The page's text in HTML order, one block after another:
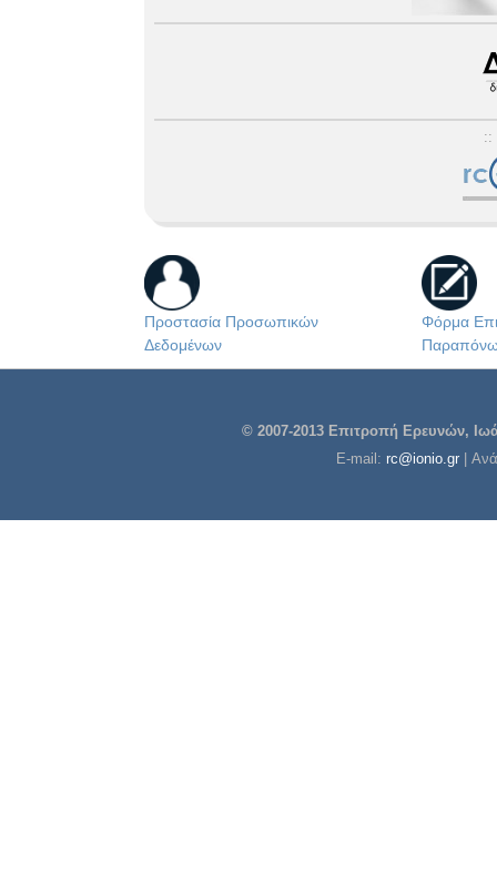
::
Προστασία Προσωπικών
Δεδομένων
Φόρμα
© 2007-2013 Επιτροπή Ερευνών,
E-mail: rc@ionio.gr|